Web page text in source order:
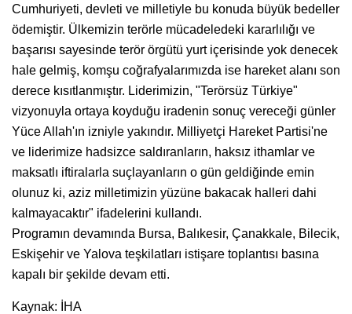
Cumhuriyeti, devleti ve milletiyle bu konuda büyük bedeller
ödemiştir. Ülkemizin terörle mücadeledeki kararlılığı ve
başarısı sayesinde terör örgütü yurt içerisinde yok denecek
hale gelmiş, komşu coğrafyalarımızda ise hareket alanı son
derece kısıtlanmıştır. Liderimizin, "Terörsüz Türkiye"
vizyonuyla ortaya koyduğu iradenin sonuç vereceği günler
Yüce Allah'ın izniyle yakındır. Milliyetçi Hareket Partisi'ne
ve liderimize hadsizce saldıranların, haksız ithamlar ve
maksatlı iftiralarla suçlayanların o gün geldiğinde emin
olunuz ki, aziz milletimizin yüzüne bakacak halleri dahi
kalmayacaktır" ifadelerini kullandı.
Programın devamında Bursa, Balıkesir, Çanakkale, Bilecik,
Eskişehir ve Yalova teşkilatları istişare toplantısı basına
kapalı bir şekilde devam etti.
Kaynak: İHA